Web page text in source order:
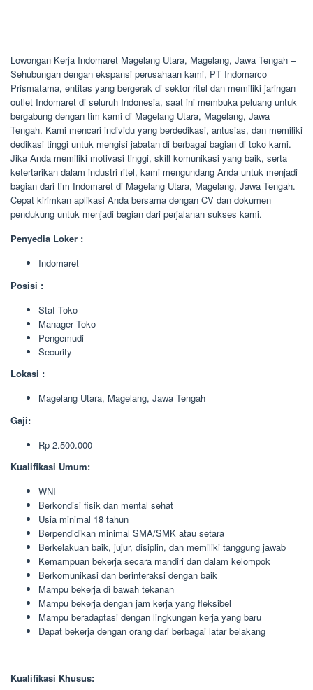
Lowongan Kerja Indomaret Magelang Utara, Magelang, Jawa Tengah –
Sehubungan dengan ekspansi perusahaan kami, PT Indomarco
Prismatama, entitas yang bergerak di sektor ritel dan memiliki jaringan
outlet Indomaret di seluruh Indonesia, saat ini membuka peluang untuk
bergabung dengan tim kami di Magelang Utara, Magelang, Jawa
Tengah. Kami mencari individu yang berdedikasi, antusias, dan memiliki
dedikasi tinggi untuk mengisi jabatan di berbagai bagian di toko kami.
Jika Anda memiliki motivasi tinggi, skill komunikasi yang baik, serta
ketertarikan dalam industri ritel, kami mengundang Anda untuk menjadi
bagian dari tim Indomaret di Magelang Utara, Magelang, Jawa Tengah.
Cepat kirimkan aplikasi Anda bersama dengan CV dan dokumen
pendukung untuk menjadi bagian dari perjalanan sukses kami.
Penyedia Loker :
Indomaret
Posisi :
Staf Toko
Manager Toko
Pengemudi
Security
Lokasi :
Magelang Utara, Magelang, Jawa Tengah
Gaji:
Rp 2.500.000
Kualifikasi Umum:
WNI
Berkondisi fisik dan mental sehat
Usia minimal 18 tahun
Berpendidikan minimal SMA/SMK atau setara
Berkelakuan baik, jujur, disiplin, dan memiliki tanggung jawab
Kemampuan bekerja secara mandiri dan dalam kelompok
Berkomunikasi dan berinteraksi dengan baik
Mampu bekerja di bawah tekanan
Mampu bekerja dengan jam kerja yang fleksibel
Mampu beradaptasi dengan lingkungan kerja yang baru
Dapat bekerja dengan orang dari berbagai latar belakang
Kualifikasi Khusus: